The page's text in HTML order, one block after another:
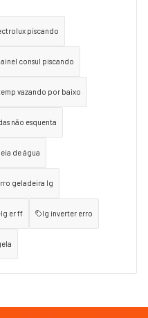
piscando
consul piscando
vazando por baixo
não esquenta
de água
geladeira lg
lg er ff lg inverter erro